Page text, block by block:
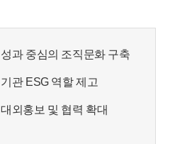
성과 중심의 조직문화 구축
기관 ESG 역할 제고
대외홍보 및 협력 확대